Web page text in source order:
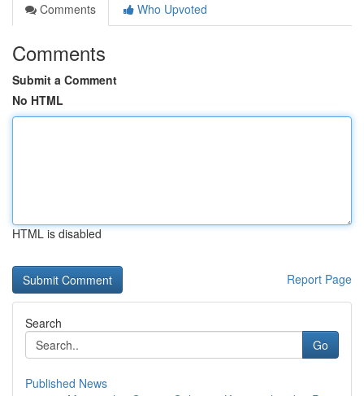
Comments
Who Upvoted
Comments
Submit a Comment
No HTML
HTML is disabled
Report Page
Search
Go
Published News